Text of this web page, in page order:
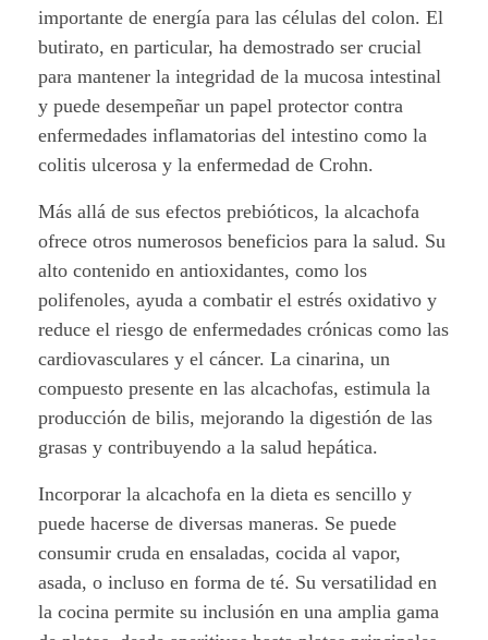
importante de energía para las células del colon. El
butirato, en particular, ha demostrado ser crucial
para mantener la integridad de la mucosa intestinal
y puede desempeñar un papel protector contra
enfermedades inflamatorias del intestino como la
colitis ulcerosa y la enfermedad de Crohn.
Más allá de sus efectos prebióticos, la alcachofa
ofrece otros numerosos beneficios para la salud. Su
alto contenido en antioxidantes, como los
polifenoles, ayuda a combatir el estrés oxidativo y
reduce el riesgo de enfermedades crónicas como las
cardiovasculares y el cáncer. La cinarina, un
compuesto presente en las alcachofas, estimula la
producción de bilis, mejorando la digestión de las
grasas y contribuyendo a la salud hepática.
Incorporar la alcachofa en la dieta es sencillo y
puede hacerse de diversas maneras. Se puede
consumir cruda en ensaladas, cocida al vapor,
asada, o incluso en forma de té. Su versatilidad en
la cocina permite su inclusión en una amplia gama